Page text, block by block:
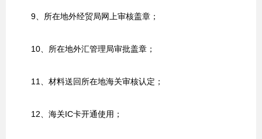
9、所在地外经贸局网上审核盖章；
10、所在地外汇管理局审批盖章；
11、材料送回所在地海关审核认定；
12、海关IC卡开通使用；